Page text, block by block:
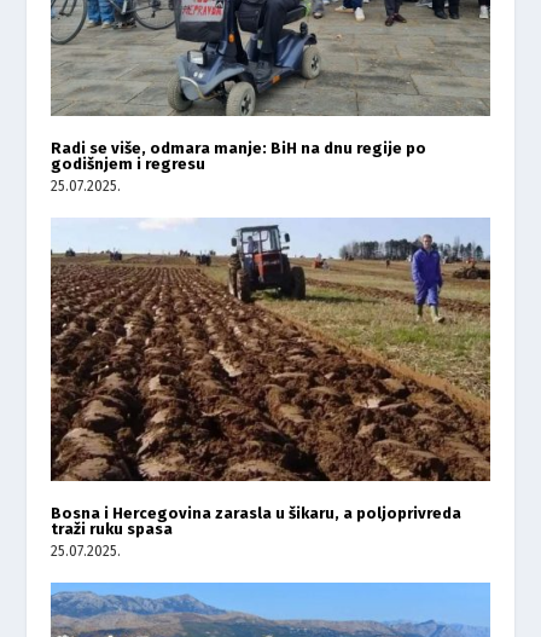
Radi se više, odmara manje: BiH na dnu regije po
godišnjem i regresu
25.07.2025.
Bosna i Hercegovina zarasla u šikaru, a poljoprivreda
traži ruku spasa
25.07.2025.